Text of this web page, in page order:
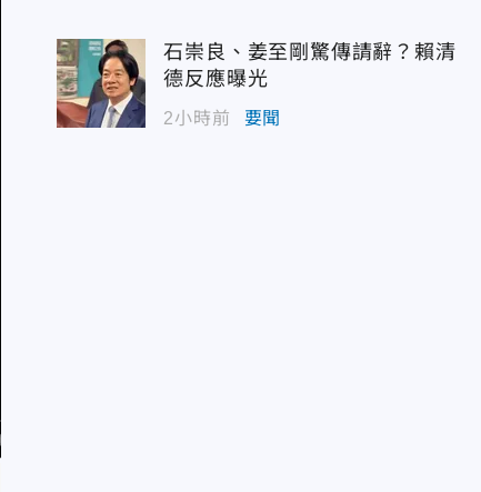
石崇良、姜至剛驚傳請辭？賴清
德反應曝光
2小時前 要聞